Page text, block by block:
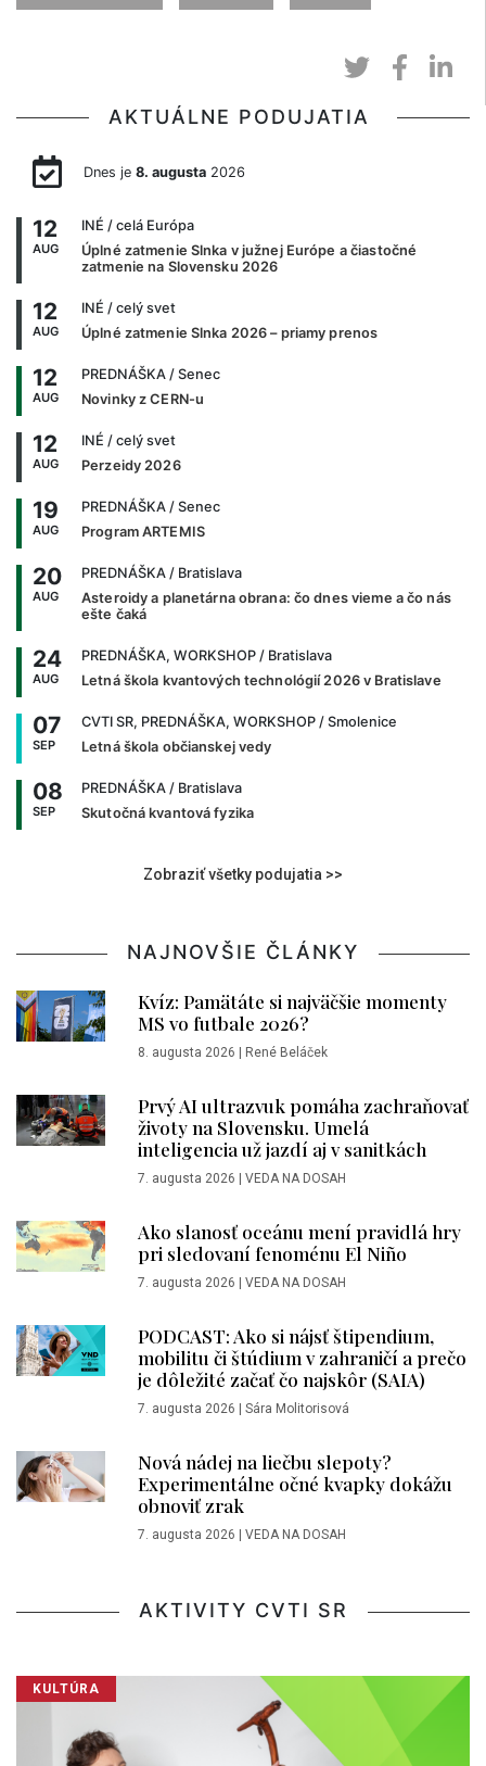
AKTUÁLNE PODUJATIA
Dnes je 8. augusta2026
12
AUG
INÉ / celá Európa
Úplné zatmenie Slnka v južnej Európe a čiastočné
zatmenie na Slovensku 2026
12
AUG
INÉ / celý svet
Úplné zatmenie Slnka 2026 – priamy prenos
12
AUG
PREDNÁŠKA / Senec
Novinky z CERN-u
12
AUG
INÉ / celý svet
Perzeidy 2026
19
AUG
PREDNÁŠKA / Senec
Program ARTEMIS
20
AUG
PREDNÁŠKA / Bratislava
Asteroidy a planetárna obrana: čo dnes vieme a čo nás
ešte čaká
24
AUG
PREDNÁŠKA, WORKSHOP / Bratislava
Letná škola kvantových technológií 2026 v Bratislave
07
SEP
CVTI SR, PREDNÁŠKA, WORKSHOP / Smolenice
Letná škola občianskej vedy
08
SEP
PREDNÁŠKA / Bratislava
Skutočná kvantová fyzika
Zobraziť všetky podujatia >>
NAJNOVŠIE ČLÁNKY
Kvíz: Pamätáte si najväčšie momenty
MS vo futbale 2026?
8. augusta 2026 René Beláček
Prvý AI ultrazvuk pomáha zachraňovať
životy na Slovensku. Umelá
inteligencia už jazdí aj v sanitkách
7. augusta 2026 VEDA NA DOSAH
Ako slanosť oceánu mení pravidlá hry
pri sledovaní fenoménu El Niño
7. augusta 2026 VEDA NA DOSAH
PODCAST: Ako si nájsť štipendium,
mobilitu či štúdium v zahraničí a prečo
je dôležité začať čo najskôr (SAIA)
7. augusta 2026 Sára Molitorisová
Nová nádej na liečbu slepoty?
Experimentálne očné kvapky dokážu
obnoviť zrak
7. augusta 2026 VEDA NA DOSAH
AKTIVITY CVTI SR
KULTÚRA